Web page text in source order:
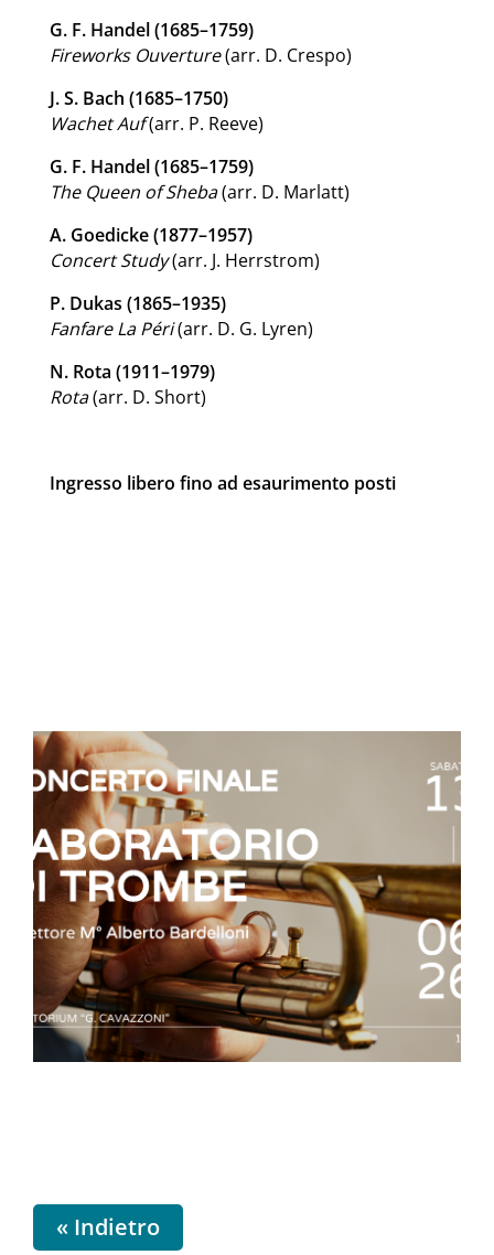
G. F. Handel (1685–1759)
Fireworks Ouverture(arr. D. Crespo)
J. S. Bach (1685–1750)
Wachet Auf(arr. P. Reeve)
G. F. Handel (1685–1759)
The Queen of Sheba(arr. D. Marlatt)
A. Goedicke (1877–1957)
Concert Study(arr. J. Herrstrom)
P. Dukas (1865–1935)
Fanfare La Péri(arr. D. G. Lyren)
N. Rota (1911–1979)
Rota(arr. D. Short)
Ingresso libero fino ad esaurimento posti
« Indietro